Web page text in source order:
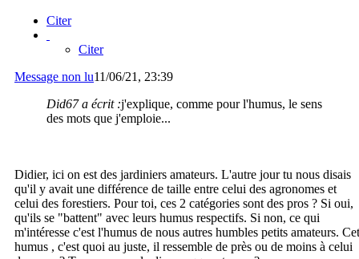
Citer
Citer
Message non lu11/06/21, 23:39
Did67 a écrit :j'explique, comme pour l'humus, le sens
des mots que j'emploie...
Didier, ici on est des jardiniers amateurs. L'autre jour tu nous disais
qu'il y avait une différence de taille entre celui des agronomes et
celui des forestiers. Pour toi, ces 2 catégories sont des pros ? Si oui,
qu'ils se "battent" avec leurs humus respectifs. Si non, ce qui
m'intéresse c'est l'humus de nous autres humbles petits amateurs. Cet
humus , c'est quoi au juste, il ressemble de près ou de moins à celui